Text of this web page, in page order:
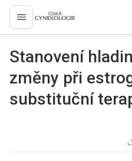
proLékaře.cz
Stanovení
změny při
substituční